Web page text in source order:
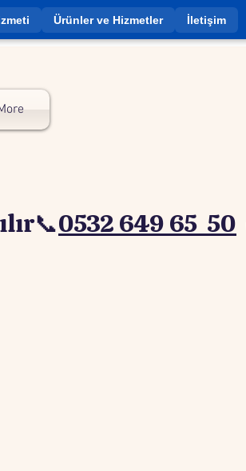
Ürünler ve Hizmetler İletişim
0532 649 65 50